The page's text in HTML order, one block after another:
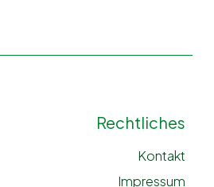
Rechtliches
Kontakt
Impressum